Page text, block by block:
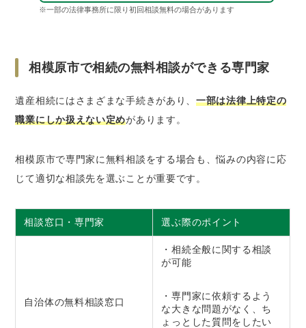
※一部の法律事務所に限り初回相談無料の場合があります
相模原市で相続の無料相談ができる専門家
遺産相続にはさまざまな手続きがあり、一部は法律上特定の
職業にしか扱えない定めがあります。
相模原市で専門家に無料相談をする場合も、悩みの内容に応
じて適切な相談先を選ぶことが重要です。
相談窓口・専門家 選ぶ際のポイント
自治体の無料相談窓口
・相続全般に関する相談
が可能
・専門家に依頼するよう
な大きな問題がなく、ち
ょっとした質問をしたい